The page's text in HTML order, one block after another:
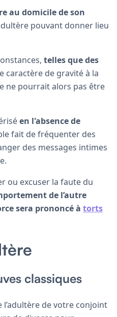
au domicile de son
pouvant donner lieu
telles que des
caractère de gravité à la
ne pourrait alors pas être
en l'absence de
fait de fréquenter des
des messages intimes
ou excuser la faute du
de l’autre
sera prononcé à torts
classiques
de votre conjoint